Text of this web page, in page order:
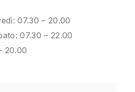
07.30 – 20.00
07.30 – 22.00
20.00